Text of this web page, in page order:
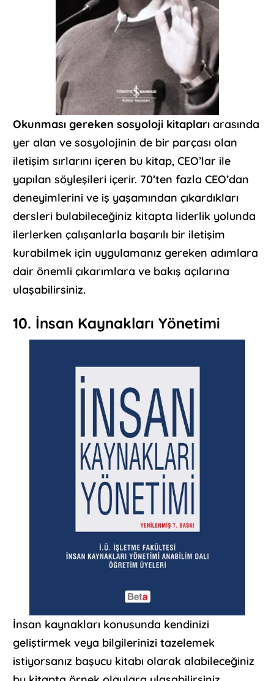
Okunması gereken sosyoloji kitapları arasında
yer alan ve sosyolojinin de bir parçası olan
iletişim sırlarını içeren bu kitap, CEO’lar ile
yapılan söyleşileri içerir. 70’ten fazla CEO’dan
deneyimlerini ve iş yaşamından çıkardıkları
dersleri bulabileceğiniz kitapta liderlik yolunda
ilerlerken çalışanlarla başarılı bir iletişim
kurabilmek için uygulamanız gereken adımlara
dair önemli çıkarımlara ve bakış açılarına
ulaşabilirsiniz.
10. İnsan Kaynakları Yönetimi
İnsan kaynakları konusunda kendinizi
geliştirmek veya bilgilerinizi tazelemek
istiyorsanız başucu kitabı olarak alabileceğiniz